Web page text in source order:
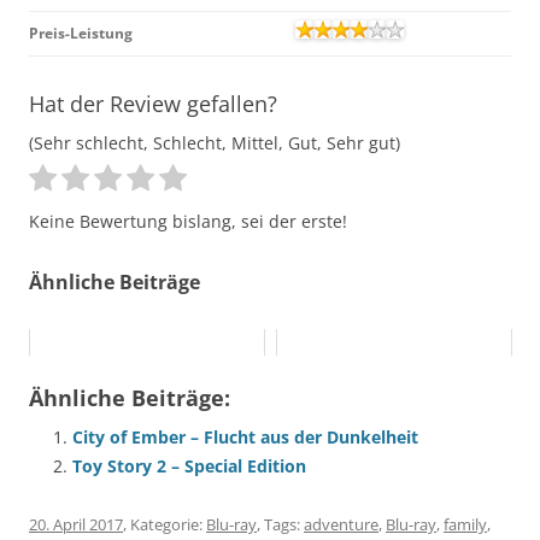
Preis-Leistung
Hat der Review gefallen?
(Sehr schlecht, Schlecht, Mittel, Gut, Sehr gut)
Keine Bewertung bislang, sei der erste!
Ähnliche Beiträge
Ähnliche Beiträge:
City of Ember – Flucht aus der Dunkelheit
Toy Story 2 – Special Edition
20. April 2017, Kategorie: Blu-ray, Tags:adventure, Blu-ray,family,